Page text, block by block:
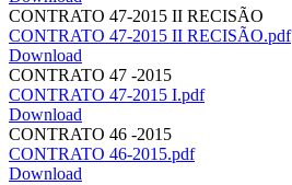
CONTRATO 47-2015 II RECISÃO
CONTRATO 47-2015 II RECISÃO.pdf
Download
CONTRATO 47 -2015
CONTRATO 47-2015 I.pdf
Download
CONTRATO 46 -2015
CONTRATO 46-2015.pdf
Download